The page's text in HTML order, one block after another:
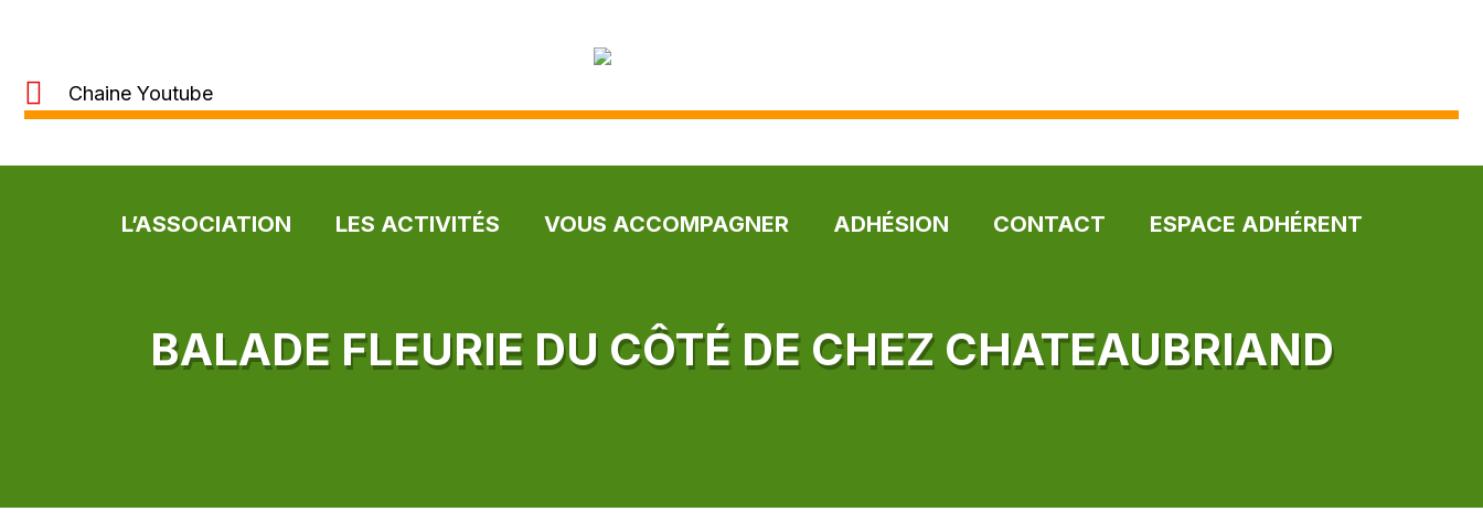
Chaine Youtube
L’ASSOCIATION LES ACTIVITÉS VOUS ACCOMPAGNER ADHÉSION CONTACT ESPACE ADHÉRENT
BALADE FLEURIE DU CÔTÉ DE CHEZ CHATEAUBRIAND